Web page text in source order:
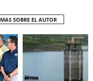
MAS SOBRE EL AUTOR